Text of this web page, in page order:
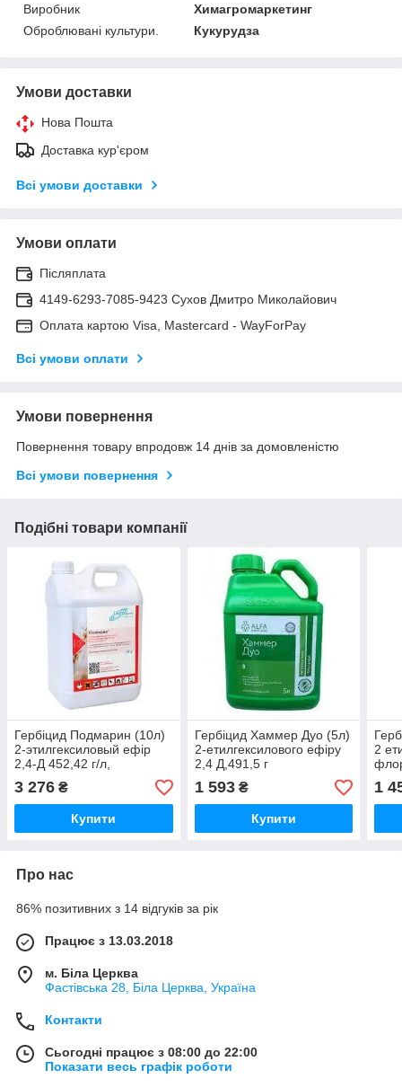
Виробник
Химагромаркетинг
Оброблювані культури.
Кукурудза
Умови доставки
Нова Пошта
Доставка кур'єром
Всі умови доставки
Умови оплати
Післяплата
4149-6293-7085-9423 Сухов Дмитро Миколайович
Оплата картою Visa, Mastercard - WayForPay
Всі умови оплати
Умови повернення
Повернення товару впродовж 14 днів за домовленістю
Всі умови повернення
Подібні товари компанії
Гербіцид Подмарин (10л)
2-этилгексиловый ефір
2,4-Д 452,42 г/л,
флорасулам, 6,25 г/л.
(Пріма) На зернові
3 276 ₴
Купити
Гербіцид Хаммер Дуо (5л)
2-етилгексилового ефіру
2,4 Д,491,5 г
л+флорасулам,8,5 г/л.На
зернові, кукурудзу (Пріма)
1 593₴
Купити
2
1
Про нас
86% позитивних з 14 відгуків за рік
Працює з 13.03.2018
м. Біла Церква
Фастівська 28, Біла Церква, Україна
Контакти
Сьогодні працює з 08:00 до 22:00
Показати весь графік роботи